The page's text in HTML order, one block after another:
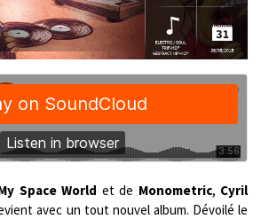
Space World et de Monometric, Cyril
avec un tout nouvel album. Dévoilé le